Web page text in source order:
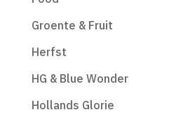
Groente & Fruit
Herfst
HG & Blue Wonder
Hollands Glorie